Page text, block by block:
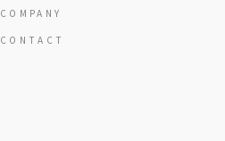
COMPANY
CONTACT